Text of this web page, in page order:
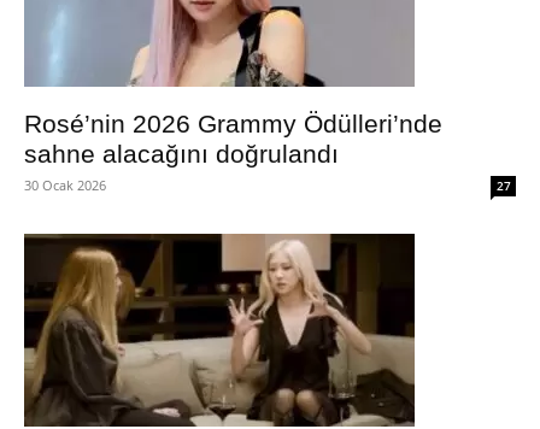
Rosé’nin 2026 Grammy Ödülleri’nde
sahne alacağını doğrulandı
30 Ocak 2026 27